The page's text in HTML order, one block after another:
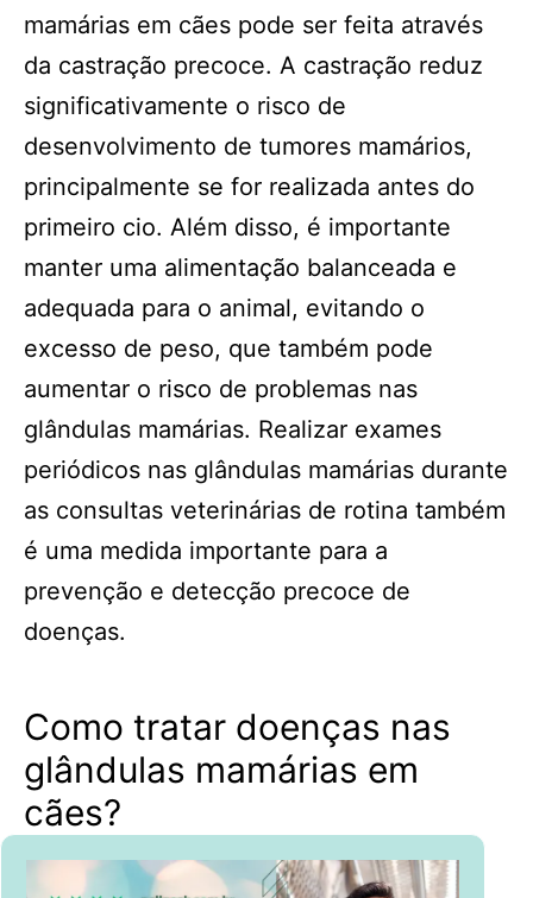
mamárias em cães pode ser feita através
da castração precoce. A castração reduz
significativamente o risco de
desenvolvimento de tumores mamários,
principalmente se for realizada antes do
primeiro cio. Além disso, é importante
manter uma alimentação balanceada e
adequada para o animal, evitando o
excesso de peso, que também pode
aumentar o risco de problemas nas
glândulas mamárias. Realizar exames
periódicos nas glândulas mamárias durante
as consultas veterinárias de rotina também
é uma medida importante para a
prevenção e detecção precoce de
doenças.
Como tratar doenças nas
glândulas mamárias em
cães?